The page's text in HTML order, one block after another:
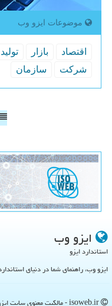
موضوعات ایزو وب
اقتصاد بازار تولید
شركت
سازمان
ایزو وب
استاندارد ایزو
ایزو وب، راهنمای شما در دنیای